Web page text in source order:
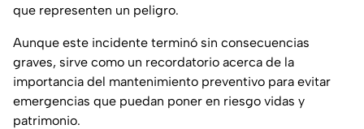
que representen un peligro.
Aunque este incidente terminó sin consecuencias
graves, sirve como un recordatorio acerca de la
importancia del mantenimiento preventivo para evitar
emergencias que puedan poner en riesgo vidas y
patrimonio.